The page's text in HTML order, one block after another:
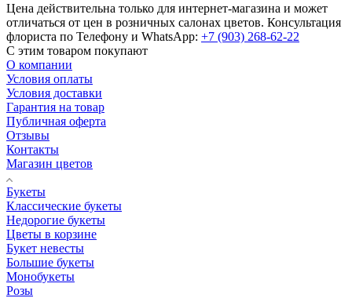
Цена действительна только для интернет-магазина и может
отличаться от цен в розничных салонах цветов. Консультация
флориста по Телефону и WhatsApp: +7 (903) 268-62-22
С этим товаром покупают
О компании
Условия оплаты
Условия доставки
Гарантия на товар
Публичная оферта
Отзывы
Контакты
Магазин цветов
Букеты
Классические букеты
Недорогие букеты
Цветы в корзине
Букет невесты
Большие букеты
Монобукеты
Розы